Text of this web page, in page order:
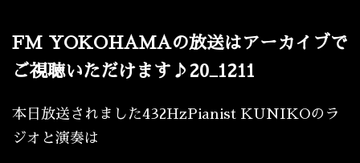
FM YOKOHAMAの放送はアーカイブで
ご視聴いただけます♪20_1211
本日放送されました432HzPianist KUNIKOのラ
ジオと演奏は